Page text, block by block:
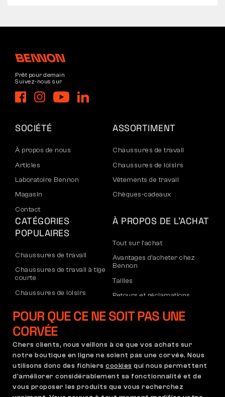
Prêt pour demain
Suivez-nous sur
SOCIÉTÉ
À propos de nous
Articles
Laboratoire Bennon
Magasin
Contact
ASSORTIMENT
Chaussures de travail
Chaussures de loisirs
Vêtements de travail
Chèques-cadeaux
CATÉGORIES
POPULAIRES
Chaussures de travail
Chaussures de travail à tige
courte
Chaussures de loisirs
cheville
Pantalons
Sweatshirts
À PROPOS DE L’ACHAT
Tout sur l’achat
Avantages d’acheter chez
Bennon
Tailles
Retours et réclamations
Transport et paiement
Réclamations et garantie
Conditions Générales
Règlement de Réclamation
POUR QUE CE NE SOIT PAS UNE
CORVÉE
Chers clients, nous veillons à ce que vos achats sur
notre boutique en ligne ne soient pas une corvée. Nous
utilisons donc des fichiers cookies qui nous permettent
d'améliorer considérablement sa fonctionnalité et de
vous proposer les produits que vous recherchez